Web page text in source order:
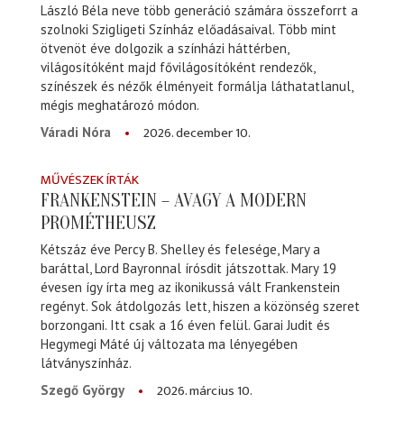
László Béla neve több generáció számára összeforrt a
szolnoki Szigligeti Színház előadásaival. Több mint
ötvenöt éve dolgozik a színházi háttérben,
világosítóként majd fővilágosítóként rendezők,
színészek és nézők élményeit formálja láthatatlanul,
mégis meghatározó módon.
Váradi Nóra
2026. december 10.
MŰVÉSZEK ÍRTÁK
FRANKENSTEIN – AVAGY A MODERN
PROMÉTHEUSZ
Kétszáz éve Percy B. Shelley és felesége, Mary a
baráttal, Lord Bayronnal írósdit játszottak. Mary 19
évesen így írta meg az ikonikussá vált Frankenstein
regényt. Sok átdolgozás lett, hiszen a közönség szeret
borzongani. Itt csak a 16 éven felül. Garai Judit és
Hegymegi Máté új változata ma lényegében
látványszínház.
Szegő György
2026. március 10.